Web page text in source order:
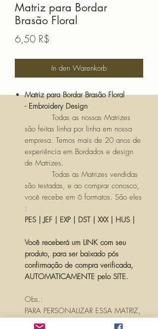
Matriz para Bordar
Brasão Floral
6,50 R$
In den Warenkorb
Matriz para Bordar Brasão Floral
- Embroidery Design
Todas as nossas Matrizes
são feitas linha por linha em nossa
empresa. Temos mais de 20 anos de
experiência em Bordados e design
de Matrizes.
Todas as Matrizes vendidas
são testadas, e ao comprar conosco,
você recebe em 6 formatos. São eles
:
PES | JEF | EXP | DST | XXX | HUS |
Você receberá um LINK com seu
produto, para ser baixado pós
confirmação de compra verificada,
AUTOMATICAMENTE pelo SITE.
Obs.:
PARA PERSONALIZAR ESSA MATRIZ,
ACRESCENTANDO TEXTOS OU